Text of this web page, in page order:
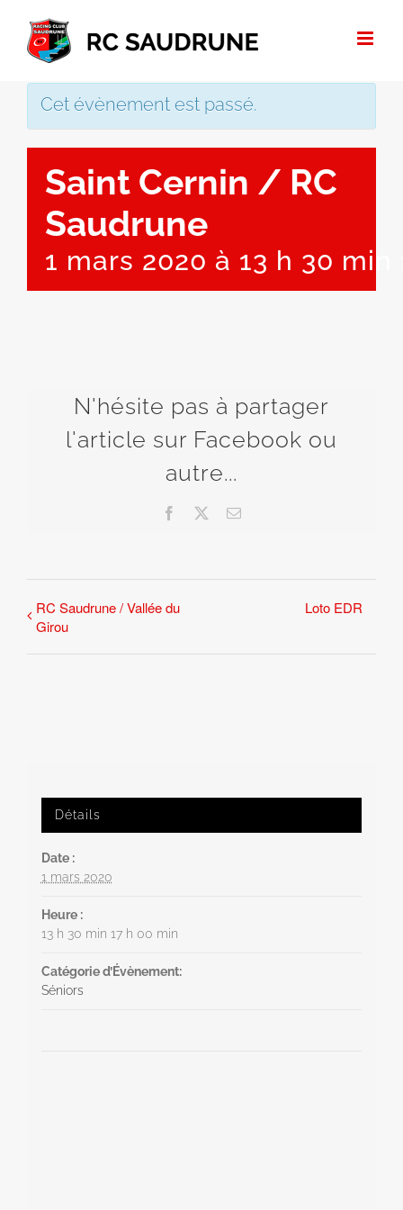
Passer
contenu
Cet évènement est passé.
Saint Cernin / RC
Saudrune
1 mars 2020 à 13 h 30 min
N'hésite pas à partager
l'article sur Facebook ou
autre...
Facebook Email
RC Saudrune / Vallée du
Girou
Loto EDR
Détails
Date :
1 mars 2020
Heure :
13 h 30 min 17 h 00 min
Catégorie d’Évènement:
Séniors